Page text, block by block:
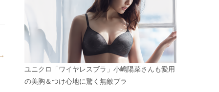
ユニクロ「ワイヤレスブラ」小嶋陽菜さんも愛用
の美胸＆つけ心地に驚く無敵ブラ